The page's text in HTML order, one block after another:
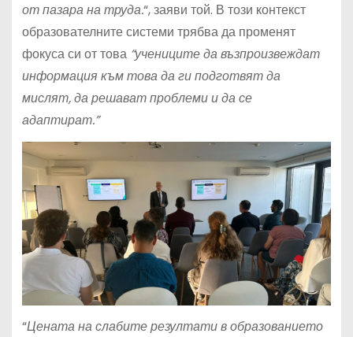
от пазара на труда.“, заяви той. В този контекст
образователните системи трябва да променят
фокуса си от това “учениците да възпроизвеждат
информация към това да ги подготвят да
мислят, да решават проблеми и да се
адаптират.”
“Цената на слабите резултати в образованието